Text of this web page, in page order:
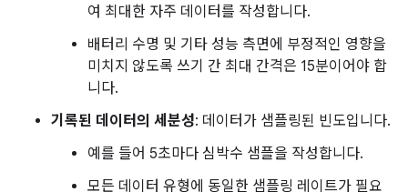
여 최대한 자주 데이터를 작성합니다.
배터리 수명 및 기타 성능 측면에 부정적인 영향을
미치지 않도록 쓰기 간 최대 간격은 15분이어야 합
니다.
기록된 데이터의 세분성: 데이터가 샘플링된 빈도입니다.
예를 들어 5초마다 심박수 샘플을 작성합니다.
모든 데이터 유형에 동일한 샘플링 레이트가 필요